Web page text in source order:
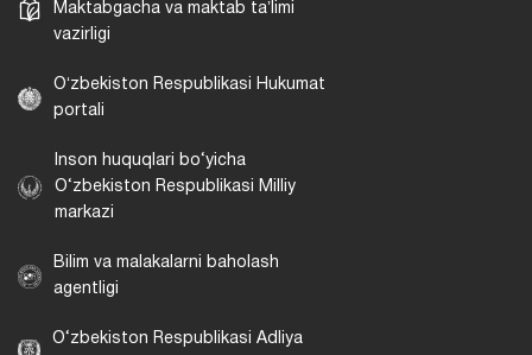
Maktabgacha va maktab taʼlimi
vazirligi
Oʻzbekiston Respublikasi Hukumat
portali
Inson huquqlari bo‘yicha
O‘zbekiston Respublikasi Milliy
markazi
Bilim va malakalarni baholash
agentligi
O‘zbekiston Respublikasi Adliya